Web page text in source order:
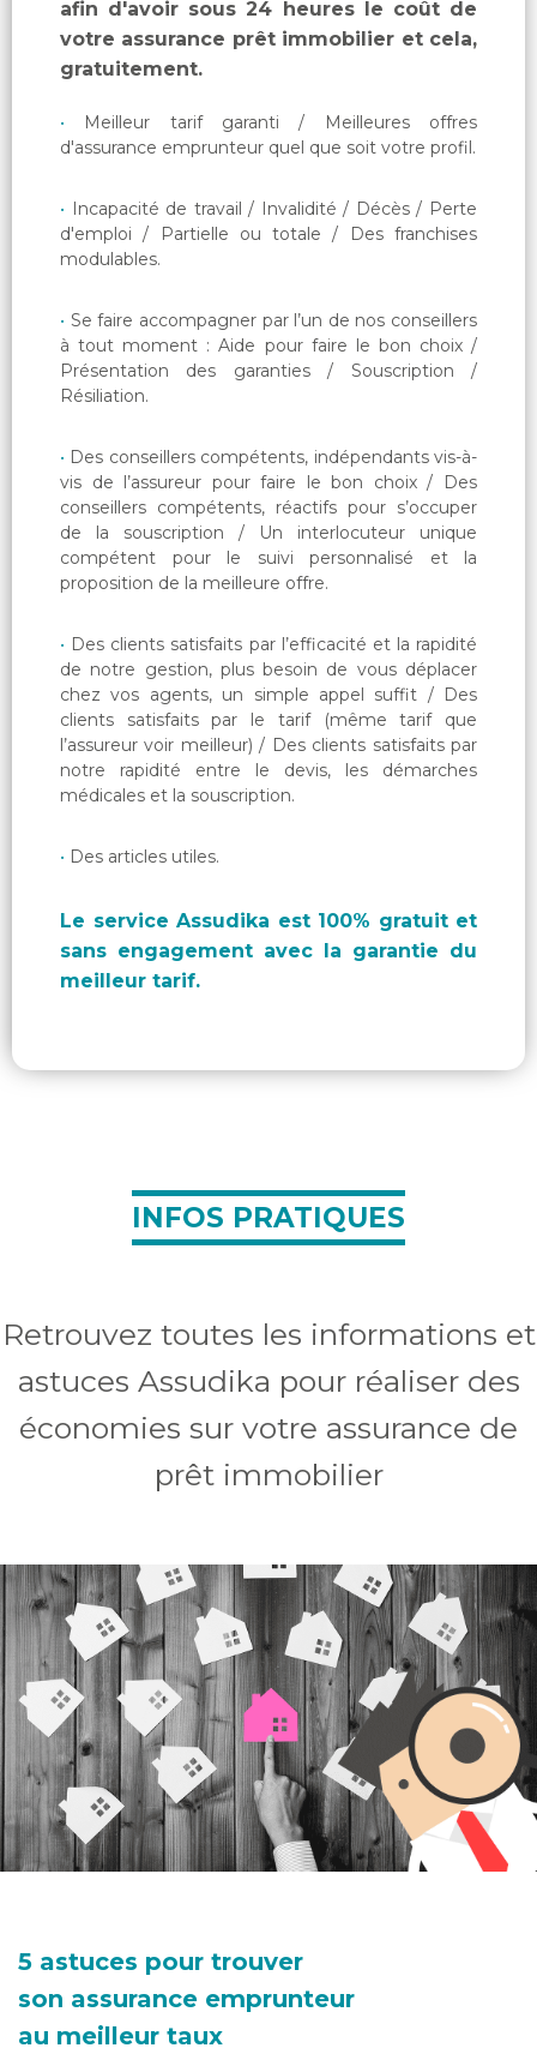
afin d'avoir sous 24 heures le coût de
votre assurance prêt immobilier et cela,
gratuitement.
Meilleur tarif garanti / Meilleures offres
d'assurance emprunteur quel que soit votre profil.
Incapacité de travail / Invalidité / Décès / Perte
d'emploi / Partielle ou totale / Des franchises
modulables.
Se faire accompagner par l’un de nos conseillers
à tout moment : Aide pour faire le bon choix /
Présentation des garanties / Souscription /
Résiliation.
Des conseillers compétents, indépendants vis-à-
vis de l’assureur pour faire le bon choix / Des
conseillers compétents, réactifs pour s’occuper
de la souscription / Un interlocuteur unique
compétent pour le suivi personnalisé et la
proposition de la meilleure offre.
Des clients satisfaits par l’efficacité et la rapidité
de notre gestion, plus besoin de vous déplacer
chez vos agents, un simple appel suffit / Des
clients satisfaits par le tarif (même tarif que
l’assureur voir meilleur) / Des clients satisfaits par
notre rapidité entre le devis, les démarches
médicales et la souscription.
Des articles utiles.
Le service Assudika est 100% gratuit et
sans engagement avec la garantie du
meilleur tarif.
INFOS PRATIQUES
Retrouvez toutes les informations et
astuces Assudika pour réaliser des
économies sur votre assurance de
prêt immobilier
5 astuces pour trouver
son assurance emprunteur
au meilleur taux